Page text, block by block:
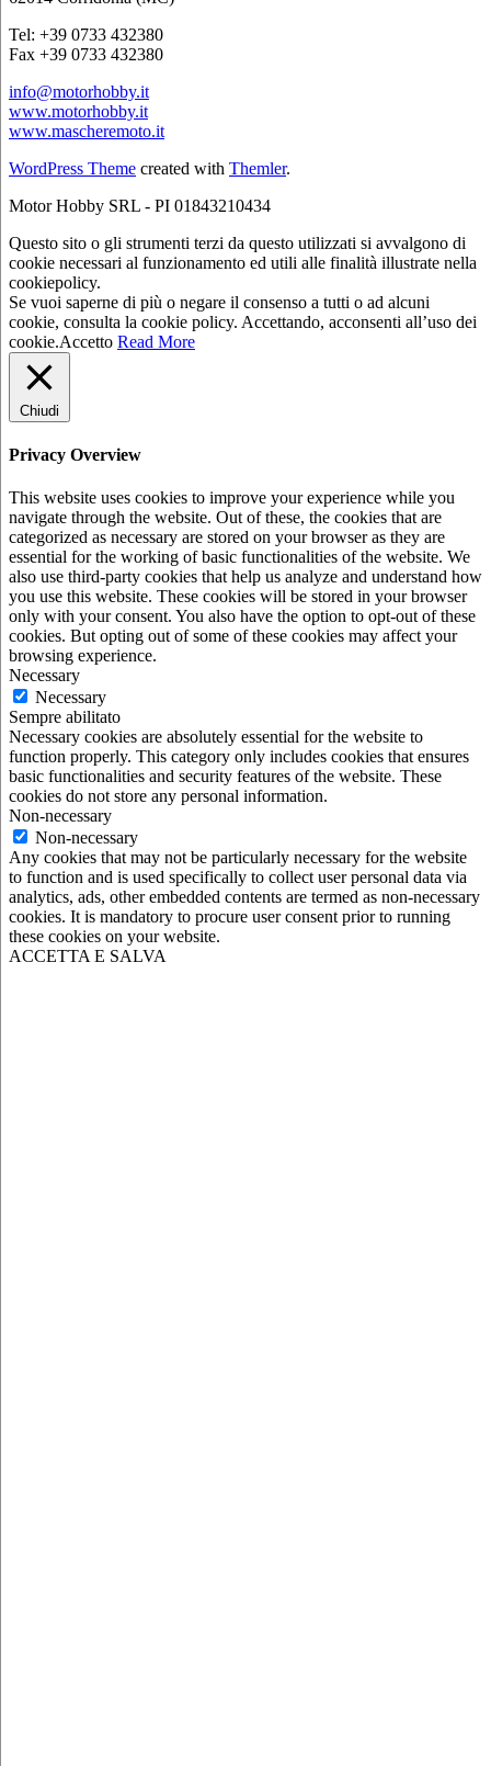
Tel: +39 0733 432380
Fax +39 0733 432380
info@motorhobby.it
www.motorhobby.it
www.mascheremoto.it
WordPress Theme created with Themler.
Motor Hobby SRL - PI 01843210434
Questo sito o gli strumenti terzi da questo utilizzati si avvalgono di
cookie necessari al funzionamento ed utili alle finalità illustrate nella
cookiepolicy.
Se vuoi saperne di più o negare il consenso a tutti o ad alcuni
cookie, consulta la cookie policy. Accettando, acconsenti all’uso dei
cookie.Accetto Read More
Chiudi
Privacy Overview
This website uses cookies to improve your experience while you
navigate through the website. Out of these, the cookies that are
categorized as necessary are stored on your browser as they are
essential for the working of basic functionalities of the website. We
also use third-party cookies that help us analyze and understand how
you use this website. These cookies will be stored in your browser
only with your consent. You also have the option to opt-out of these
cookies. But opting out of some of these cookies may affect your
browsing experience.
Necessary
Necessary
Sempre abilitato
Necessary cookies are absolutely essential for the website to
function properly. This category only includes cookies that ensures
basic functionalities and security features of the website. These
cookies do not store any personal information.
Non-necessary
Non-necessary
Any cookies that may not be particularly necessary for the website
to function and is used specifically to collect user personal data via
analytics, ads, other embedded contents are termed as non-necessary
cookies. It is mandatory to procure user consent prior to running
these cookies on your website.
ACCETTA E SALVA